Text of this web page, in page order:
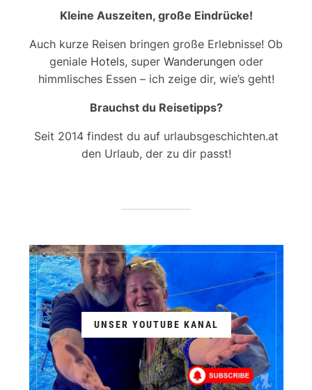
Kleine Auszeiten, große Eindrücke!
Auch kurze Reisen bringen große Erlebnisse! Ob
geniale Hotels, super Wanderungenoder
himmlisches Essen – ich zeige dir, wie’s geht!
Brauchst du Reisetipps?
Seit 2014 findest du auf urlaubsgeschichten.at
den Urlaub, der zu dir passt!
UNSER YOUTUBE KANAL